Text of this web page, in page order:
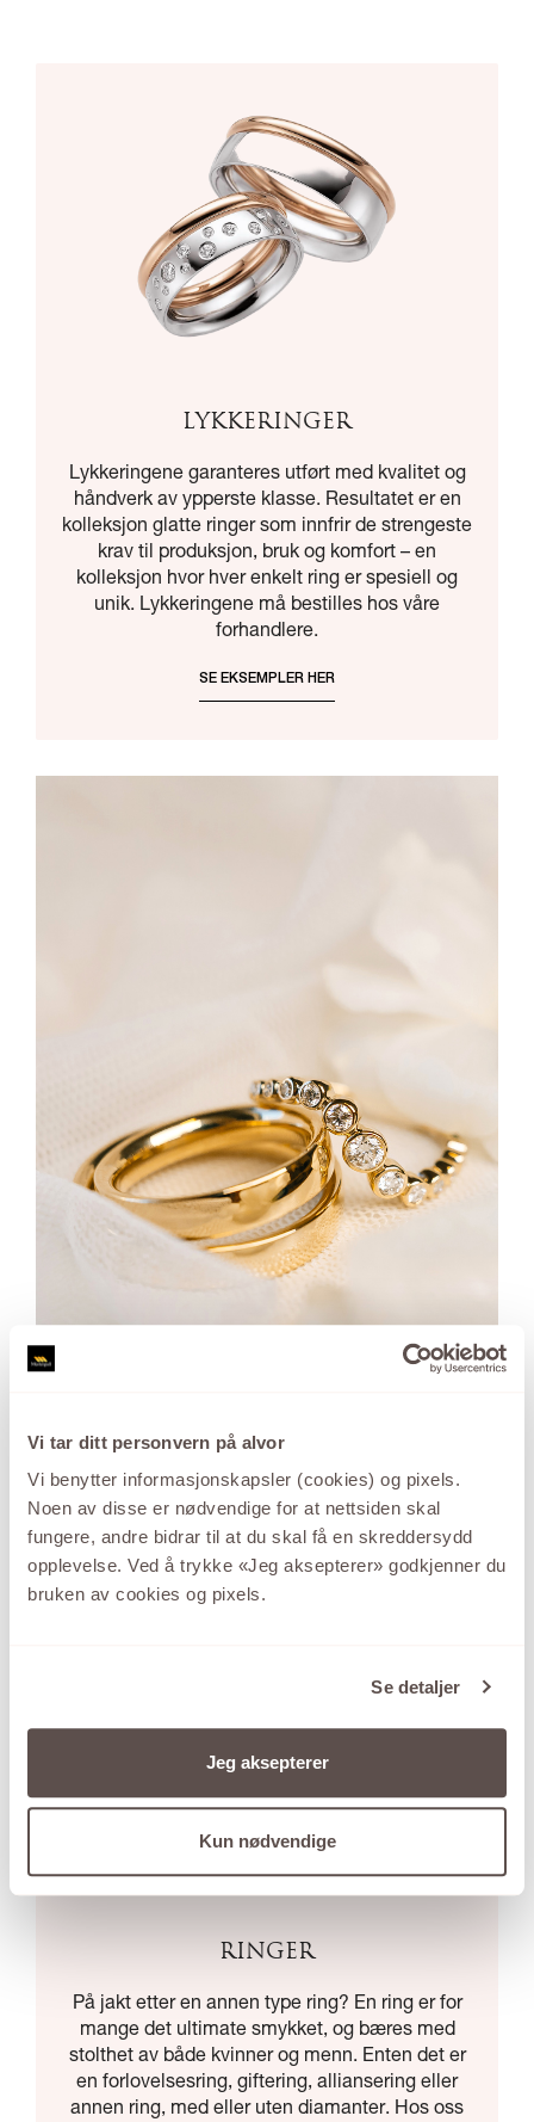
Vi tar ditt personvern på alvor
Vi benytter informasjonskapsler (cookies) og pixels.
Noen av disse er nødvendige for at nettsiden skal
fungere, andre bidrar til at du skal få en skreddersydd
opplevelse. Ved å trykke «Jeg aksepterer» godkjenner du
bruken av cookies og pixels.
Se detaljer
Jeg aksepterer
Kun nødvendige
LYKKERINGER
Lykkeringene garanteres utført med kvalitet og
håndverk av ypperste klasse. Resultatet er en
kolleksjon glatte ringer som innfrir de strengeste
krav til produksjon, bruk og komfort – en
kolleksjon hvor hver enkelt ring er spesiell og
unik. Lykkeringene må bestilles hos våre
forhandlere.
SE EKSEMPLER HER
RINGER
På jakt etter en annen type ring? En ring er for
mange det ultimate smykket, og bæres med
stolthet av både kvinner og menn. Enten det er
en forlovelsesring, giftering, alliansering eller
annen ring, med eller uten diamanter. Hos oss